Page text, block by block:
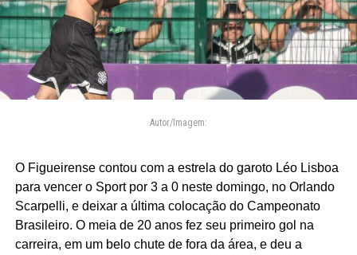
Autor/Imagem:
O Figueirense contou com a estrela do garoto Léo Lisboa
para vencer o Sport por 3 a 0 neste domingo, no Orlando
Scarpelli, e deixar a última colocação do Campeonato
Brasileiro. O meia de 20 anos fez seu primeiro gol na
carreira, em um belo chute de fora da área, e deu a